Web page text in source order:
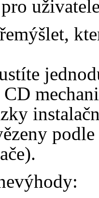
pro